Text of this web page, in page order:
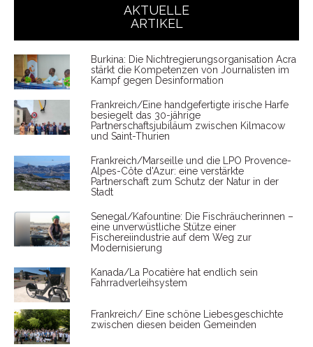
AKTUELLE
ARTIKEL
Burkina: Die Nichtregierungsorganisation Acra
stärkt die Kompetenzen von Journalisten im
Kampf gegen Desinformation
Frankreich/Eine handgefertigte irische Harfe
besiegelt das 30-jährige
Partnerschaftsjubiläum zwischen Kilmacow
und Saint-Thurien
Frankreich/Marseille und die LPO Provence-
Alpes-Côte d'Azur: eine verstärkte
Partnerschaft zum Schutz der Natur in der
Stadt
Senegal/Kafountine: Die Fischräucherinnen –
eine unverwüstliche Stütze einer
Fischereiindustrie auf dem Weg zur
Modernisierung
Kanada/La Pocatière hat endlich sein
Fahrradverleihsystem
Frankreich/ Eine schöne Liebesgeschichte
zwischen diesen beiden Gemeinden